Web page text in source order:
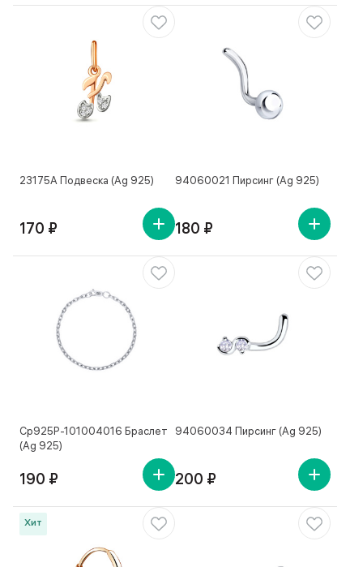
23175А Подвеска (Ag 925)
170 ₽
94060021 Пирсинг (Ag 925)
180 ₽
Ср925Р-101004016 Браслет
(Ag 925)
190 ₽
94060034 Пирсинг (Ag 925)
200 ₽
Хит